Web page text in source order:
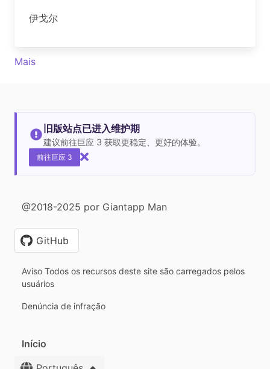
伊戈尔
Mais
旧版站点已进入维护期
建议前往巨应 3 获取更稳定、更好的体验。
前往巨应 3
@2018-2025 por Giantapp Man
GitHub
Aviso Todos os recursos deste site são carregados pelos
usuários
Denúncia de infração
Início